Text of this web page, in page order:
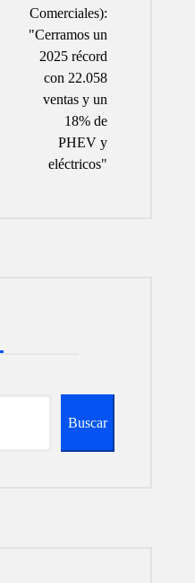
Comerciales):
"Cerramos un
2025 récord
con 22.058
ventas y un
18% de
PHEV y
eléctricos"
Buscar